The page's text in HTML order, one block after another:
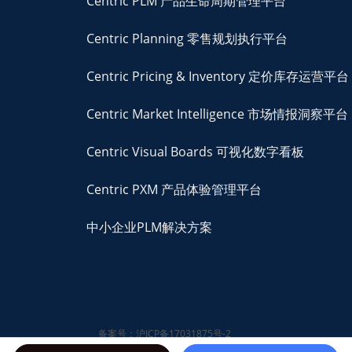
Centric Planning 零售规划执行平台
Centric Pricing & Inventory 定价库存运营平台
Centric Market Intelligence 市场情报洞察平台
Centric Visual Boards 可视化数字看板
Centric PXM 产品体验管理平台
中小企业PLM解决方案
备案号：沪ICP备17031875号-2
© 2026 Centric Software,